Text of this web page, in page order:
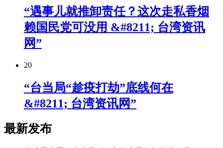
“遇事儿就推卸责任？这次走私香烟
赖国民党可没用 &#8211; 台湾资讯
网”
20
“台当局“趁疫打劫”底线何在
&#8211; 台湾资讯网”
最新发布